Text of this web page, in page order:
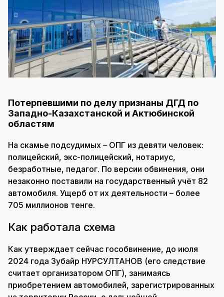
Потерпевшими по делу признаны ДГД по
Западно-Казахстанской и Актюбинской
областям
На скамье подсудимых – ОПГ из девяти человек:
полицейский, экс-полицейский, нотариус,
безработные, педагог. По версии обвинения, они
незаконно поставили на государственный учёт 82
автомобиля. Ущерб от их деятельности – более
705 миллионов тенге.
Как работала схема
Как утверждает сейчас гособвинение, до июля
2024 года Зубайр НУРСУЛТАНОВ (его следствие
считает организатором ОПГ), занимаясь
приобретением автомобилей, зарегистрированных